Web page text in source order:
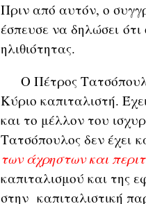
Πριν από αυτόν, ο
έσπευσε να δηλώσει
ηλιθιότητας.
Ο Πέτρος
Κύριο καπιταλιστή.
και το μέλλον του
Τατσόπουλος δεν έχει
των άχρηστων και
καπιταλισμού και της
στην καπιταλιστική